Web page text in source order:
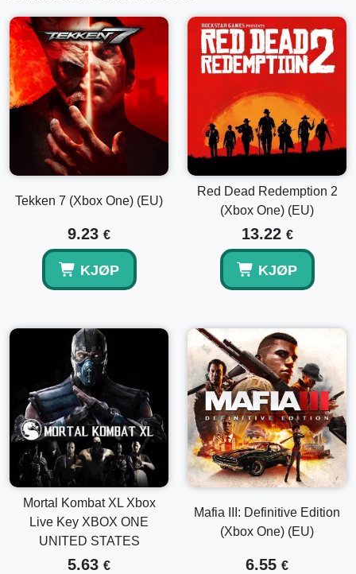
Tekken 7 (Xbox One) (EU)
9.23 €
KJØP
Red Dead Redemption 2
(Xbox One) (EU)
13.22 €
KJØP
Mortal Kombat XL Xbox
Live Key XBOX ONE
UNITED STATES
5.63 €
Mafia III: Definitive Edition
(Xbox One) (EU)
6.55 €